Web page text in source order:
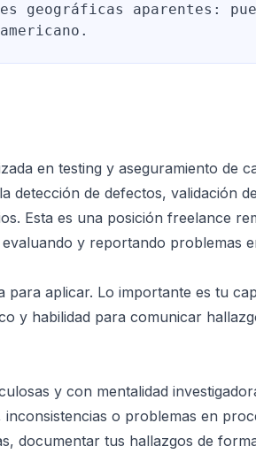
geográficas aparentes:
en testing y aseguramiento de
detección de defectos, validación
Esta es una posición freelance
y reportando problemas
para aplicar. Lo importante es tu
y habilidad para comunicar
y con mentalidad
o problemas en
documentar tus hallazgos de